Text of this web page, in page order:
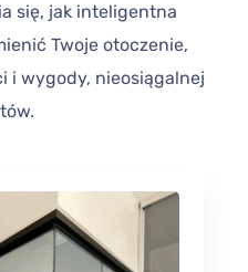
się, jak inteligentna
Twoje otoczenie,
i wygody, nieosiągalnej